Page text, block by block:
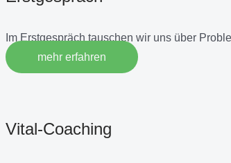
Im Erstgespräch tauschen wir uns über
mehr erfahren
Vital-Coaching